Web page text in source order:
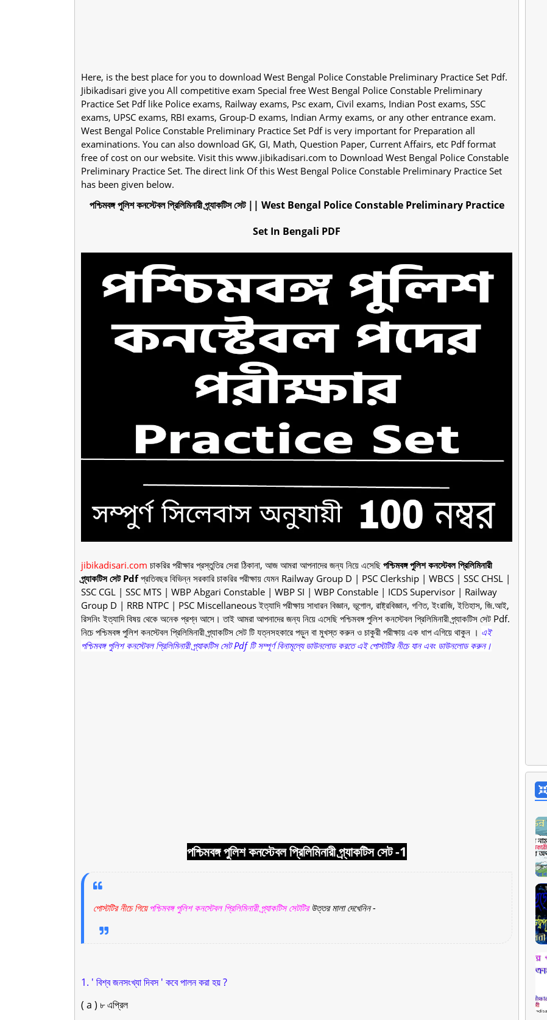
Here, is the best place for you to download West Bengal Police Constable Preliminary Practice Set Pdf.
Jibikadisari give you All competitive exam Special free West Bengal Police Constable Preliminary
Practice Set Pdf like Police exams, Railway exams, Psc exam, Civil exams, Indian Post exams, SSC
exams, UPSC exams, RBI exams, Group-D exams, Indian Army exams, or any other entrance exam.
West Bengal Police Constable Preliminary Practice Set Pdf is very important for Preparation all
examinations. You can also download GK, GI, Math, Question Paper, Current Affairs, etc Pdf format
free of cost on our website. Visit this www.jibikadisari.com to Download West Bengal Police Constable
Preliminary Practice Set. The direct link Of this West Bengal Police Constable Preliminary Practice Set
has been given below.
পশ্চিমবঙ্গ পুলিশ কনস্টেবল প্রিলিমিনারী প্র্যাকটিস সেট || West Bengal Police Constable Preliminary Practice
Set In Bengali PDF
jibikadisari.com চাকরির পরীক্ষার প্রস্তুতির সেরা ঠিকানা, আজ আমরা আপনাদের জন্য নিয়ে এসেছি পশ্চিমবঙ্গ পুলিশ কনস্টেবল প্রিলিমিনারী
প্র্যাকটিস সেট Pdfপ্রতিবছর বিভিন্ন সরকারি চাকরির পরীক্ষায় যেমন Railway Group D | PSC Clerkship | WBCS | SSC CHSL |
SSC CGL | SSC MTS | WBP Abgari Constable | WBP SI | WBP Constable | ICDS Supervisor | Railway
Group D | RRB NTPC | PSC Miscellaneous ইত্যাদি পরীক্ষায় সাধারন বিজ্ঞান, ভূগোল, রাষ্ট্রবিজ্ঞান, গণিত, ইংরাজি, ইতিহাস, জি.আই,
রিসনিং ইত্যাদি বিষয় থেকে অনেক প্রশ্ন আসে। তাই আমরা আপনাদের জন্য নিয়ে এসেছি পশ্চিমবঙ্গ পুলিশ কনস্টেবল প্রিলিমিনারী প্র্যাকটিস সেট Pdf.
নিচে পশ্চিমবঙ্গ পুলিশ কনস্টেবল প্রিলিমিনারী প্র্যাকটিস সেট টি যত্নসহকারে পড়ুন বা মুখস্ত করুন ও চাকুরী পরীক্ষায় এক ধাপ এগিয়ে থাকুন । এই
পশ্চিমবঙ্গ পুলিশ কনস্টেবল প্রিলিমিনারী প্র্যাকটিস সেট Pdf টি সম্পূর্ণ বিনামূল্যে ডাউনলোড করতে এই পোস্টটির নীচে যান এবং ডাউনলোড করুন।
পশ্চিমবঙ্গ পুলিশ কনস্টেবল প্রিলিমিনারী প্র্যাকটিস সেট -1
পোস্টটির নীচে গিয়ে পশ্চিমবঙ্গ পুলিশ কনস্টেবল প্রিলিমিনারী প্র্যাকটিস সেটটিরউত্তর মালা দেখেনিন -
1. ' বিশ্ব জনসংখ্যা দিবস ' কবে পালন করা হয় ?
( a ) ৮ এপ্রিল